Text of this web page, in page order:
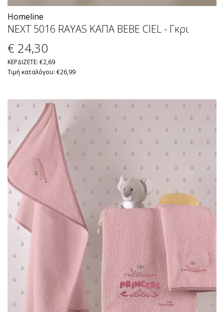
Homeline
ΝΕΧΤ 5016 RΑΥΑS ΚΑΠΑ ΒΕΒΕ CΙΕL - Γκρι
€ 24,30
ΚΕΡΔΙΖΕΤΕ: €2,69
Τιμή καταλόγου: €26,99